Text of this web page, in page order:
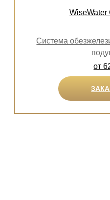
WiseWater
Система
от